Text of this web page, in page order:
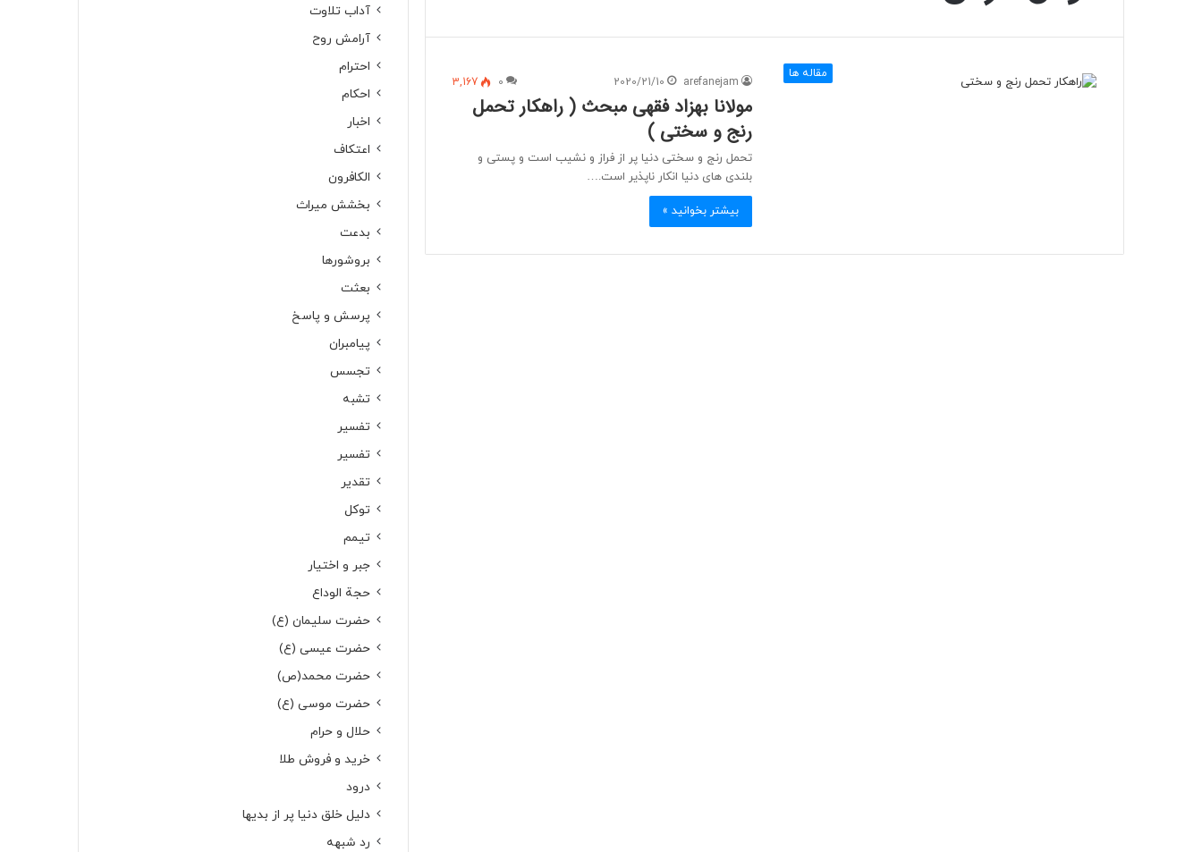
مقاله ها
arefanejam
2020/21/10
0
3,167
مولانا بهزاد فقهی مبحث ( راهکار تحمل
رنج و سختی )
تحمل رنج و سختی دنیا پر از فراز و نشیب است و پستی و
بلندی های دنیا انکار ناپذیر است.…
بیشتر بخوانید »
آداب تلاوت
آرامش روح
احترام
احکام
اخبار
اعتکاف
الکافرون
بخشش میراث
بدعت
بروشورها
بعثت
پرسش و پاسخ
پیامبران
تجسس
تشبه
تفسیر
تفسیر
تقدیر
توکل
تیمم
جبر و اختیار
حجة الوداع
حضرت سلیمان (ع)
حضرت عیسی (ع)
حضرت محمد(ص)
حضرت موسی (ع)
حلال و حرام
خرید و فروش طلا
درود
دلیل خلق دنیا پر از بدیها
رد شبهه